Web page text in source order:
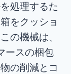
処理するた
をクッショ
の機械は、
ースの梱包
の削減とコ